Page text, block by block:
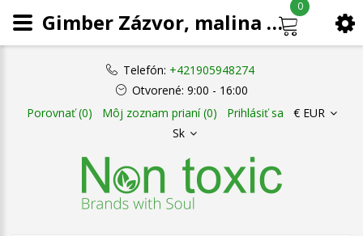
Telefón: +421905948274
Otvorené: 9:00 - 16:00
Porovnať (0)
Môj zoznam prianí (0) Prihlásiť sa
€ EUR
Sk
0
Gimber Zázvor, malina & horský čaj, bio perlivý nápoj, 250 ml